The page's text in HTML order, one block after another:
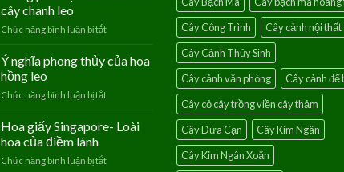
của
cây chanh leo
Chức năng bình luận bị tắt
phúc
cây
Ý nghĩa phong thủy của hoa
hồng leo
Chức năng bình luận bị tắt
nghĩa
Hoa giấy Singapore- Loài
hoa của điềm lành
Chức năng bình luận bị tắt
Cây Công Trình
Cây cảnh nội thất
Cây Cảnh Thủy Sinh
Cây cảnh văn phòng
Cây cảnh để
Cây cỏ cây trồng viền cây thảm
Cây Dừa Cạn
Cây Kim Ngân
Cây Kim Ngân Xoắn